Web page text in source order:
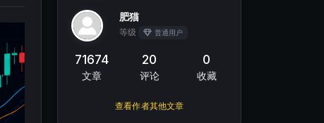
肥猫
等级 普通用户
71674
文章
20
评论
0
收藏
查看作者其他文章